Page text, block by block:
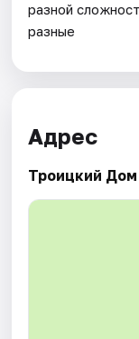
разной
разные
Адрес
Троицкий